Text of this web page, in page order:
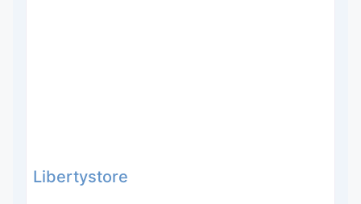
Libertystore